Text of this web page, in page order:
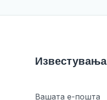
Известувања
Вашата е-пошта